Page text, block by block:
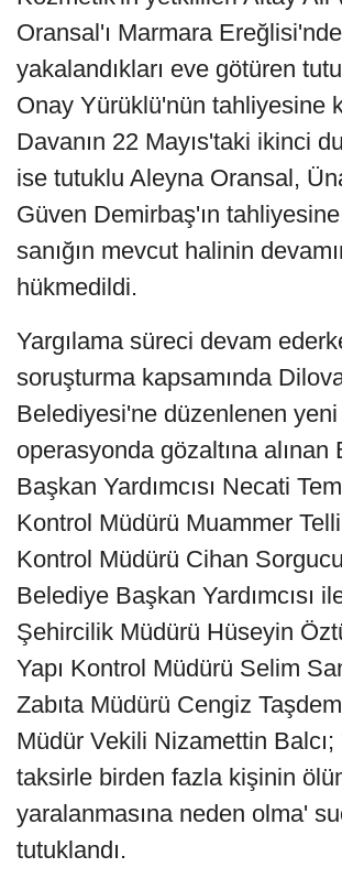
Oransal'ı Marmara Ereğlisi'nde
yakalandıkları eve götüren
Onay Yürüklü'nün tahliyesine
Davanın 22 Mayıs'taki ikinci
ise tutuklu Aleyna Oransal,
Güven Demirbaş'ın
sanığın mevcut halinin
hükmedildi.
Yargılama süreci devam
soruşturma kapsamında
Belediyesi'ne düzenlenen yeni
operasyonda gözaltına alınan
Başkan Yardımcısı Necati
Kontrol Müdürü Muammer
Kontrol Müdürü Cihan
Belediye Başkan Yardımcısı
Şehircilik Müdürü Hüseyin
Yapı Kontrol Müdürü Selim
Zabıta Müdürü Cengiz
Müdür Vekili Nizamettin
taksirle birden fazla kişinin
yaralanmasına neden olma'
tutuklandı.